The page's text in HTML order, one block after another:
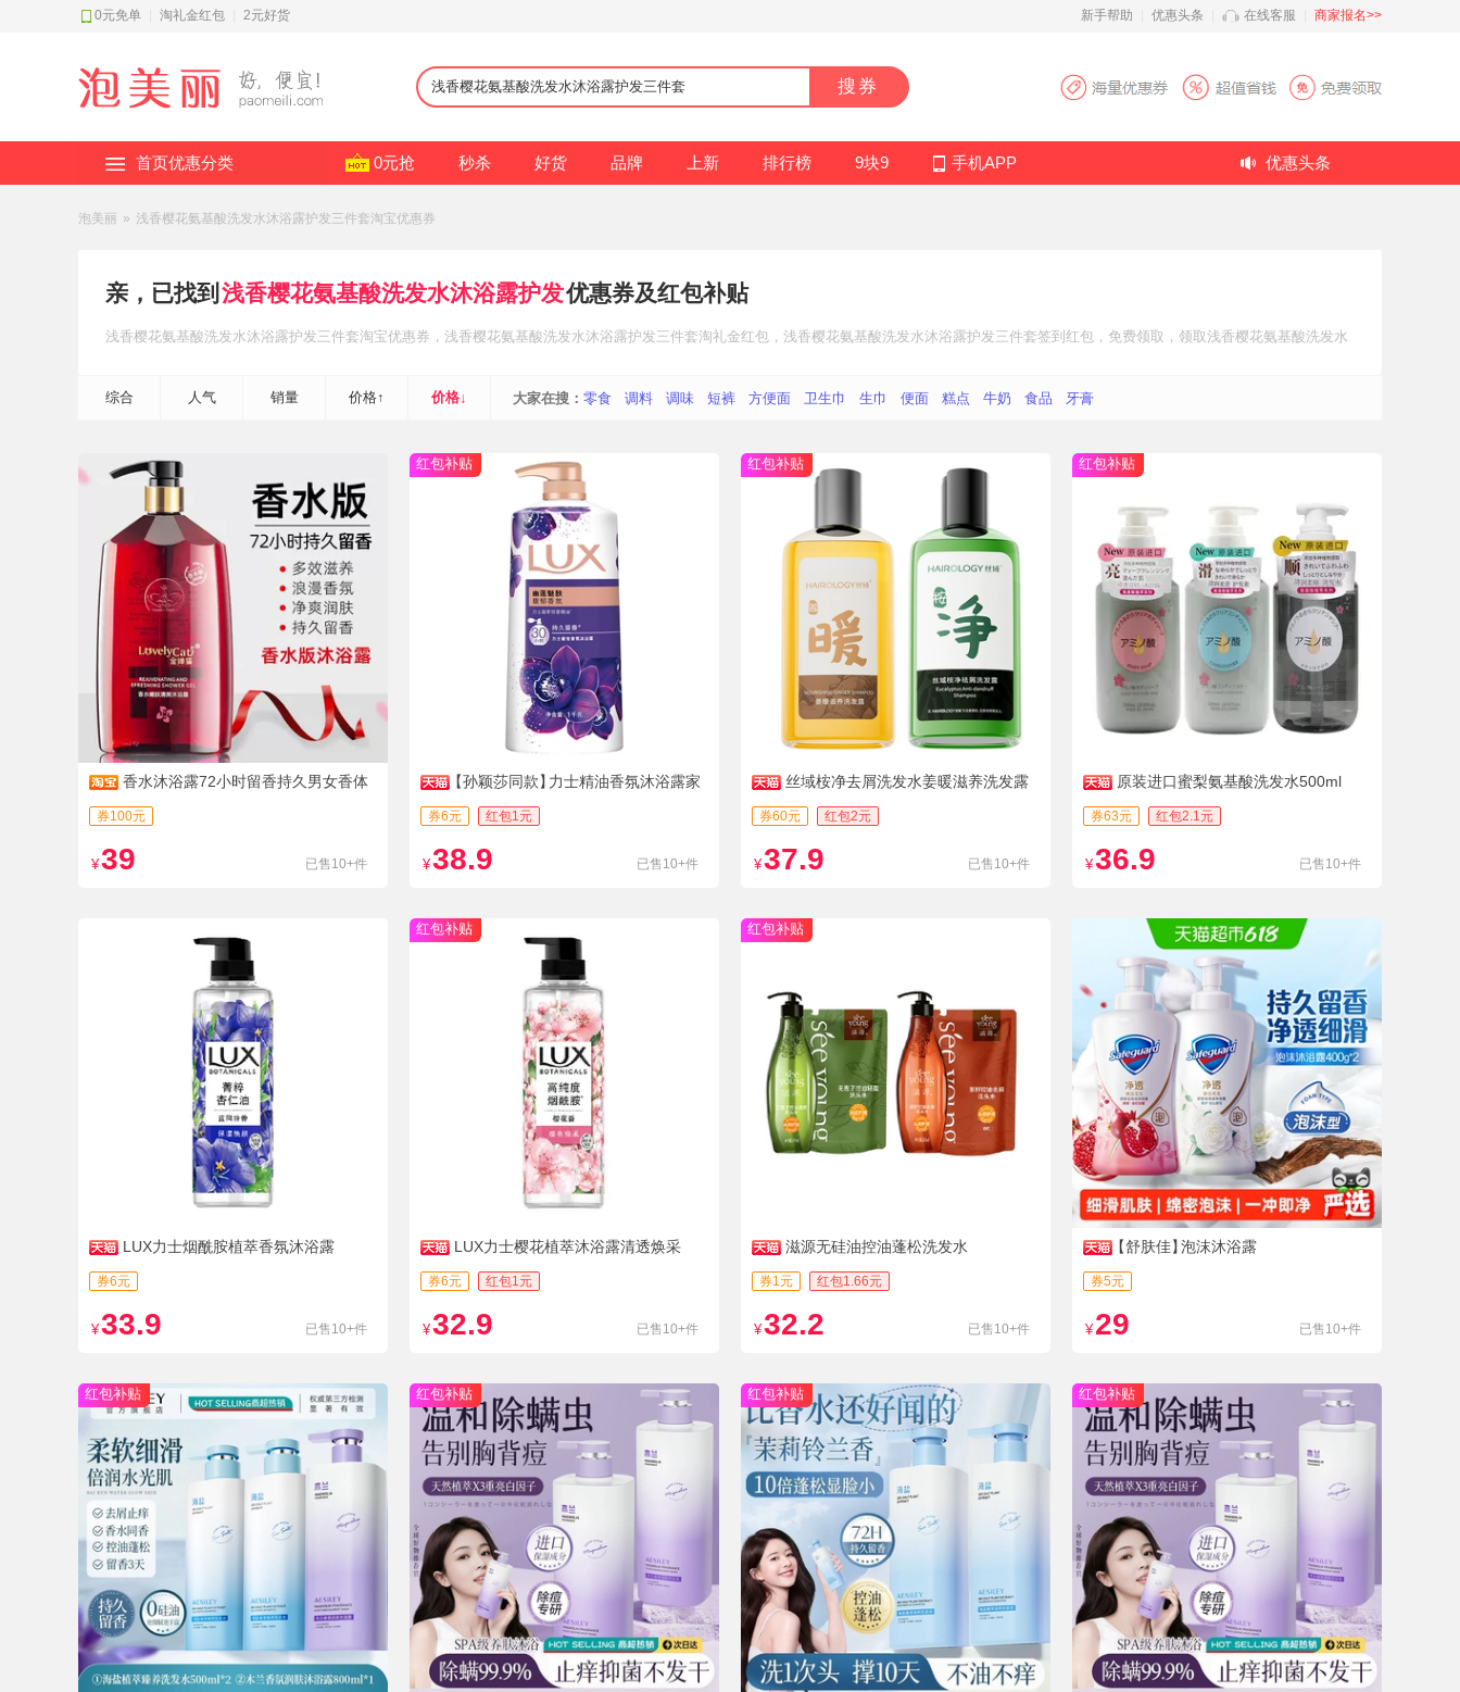
0元免单 淘礼金红包 2元好货 新手帮助 优惠头条 在线客服 商家报名>>
搜券
首页优惠分类 0元抢 秒杀 好货 品牌 上新 排行榜 9块9 手机APP 优惠头条
泡美丽 » 浅香樱花氨基酸洗发水沐浴露护发三件套淘宝优惠券
亲，已找到 浅香樱花氨基酸洗发水沐浴露护发优惠券及红包补贴
浅香樱花氨基酸洗发水沐浴露护发三件套淘宝优惠券 ，浅香樱花氨基酸洗发水沐浴露护发三件套淘礼金红包 ，浅香樱花氨基酸洗发水沐浴露护发三件套签到红包 ，免费领取，领取浅香樱花氨基酸洗发水
综合 人气 销量 价格↑ 价格↓ 大家在搜： 零食 调料 调味 短裤 方便面 卫生巾 生巾 便面 糕点 牛奶 食品 牙膏
香水沐浴露72小时留香持久男女香体
大容量除螨金婵猫
券100元
¥39 已售10+件
红包补贴
【孙颖莎同款】力士精油香氛沐浴露家
庭装大容量持久留香沐浴乳女
券6元 红包1元
¥38.9 已售10+件
红包补贴
丝域桉净去屑洗发水姜暖滋养洗发露
券60元 红包2元
¥37.9 已售10+件
红包补贴
原装进口蜜梨氨基酸洗发水500ml
券63元 红包2.1元
¥36.9 已售10+件
LUX力士烟酰胺植萃香氛沐浴露
券6元
¥33.9 已售10+件
红包补贴
LUX力士樱花植萃沐浴露清透焕采
券6元 红包1元
¥32.9 已售10+件
红包补贴
滋源无硅油控油蓬松洗发水
券1元 红包1.66元
¥32.2 已售10+件
【舒肤佳】泡沫沐浴露
券5元
¥ 29 已售10+件
红包补贴 红包补贴 红包补贴 红包补贴